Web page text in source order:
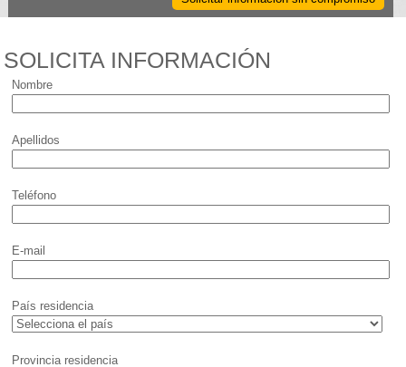
SOLICITA INFORMACIÓN
Nombre
Apellidos
Teléfono
E-mail
País residencia
Provincia residencia